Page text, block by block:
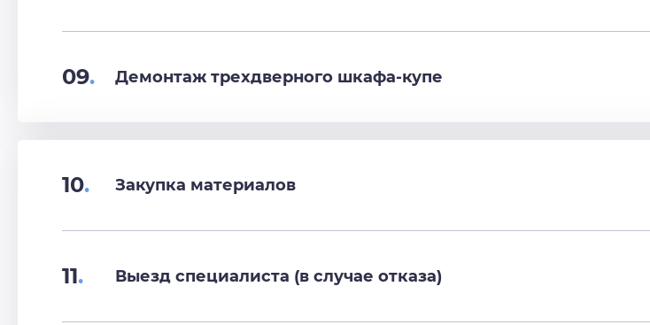
09. Демонтаж трехдверного шкафа-купе
10. Закупка материалов
11. Выезд специалиста (в случае отказа)